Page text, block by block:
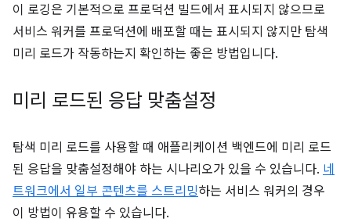
이 로깅은 기본적으로 프로덕션 빌드에서 표시되지 않으므로
서비스 워커를 프로덕션에 배포할 때는 표시되지 않지만 탐색
미리 로드가 작동하는지 확인하는 좋은 방법입니다.
미리 로드된 응답 맞춤설정
탐색 미리 로드를 사용할 때 애플리케이션 백엔드에 미리 로드
된 응답을 맞춤설정해야 하는 시나리오가 있을 수 있습니다. 네
트워크에서 일부 콘텐츠를 스트리밍하는 서비스 워커의 경우
이 방법이 유용할 수 있습니다.